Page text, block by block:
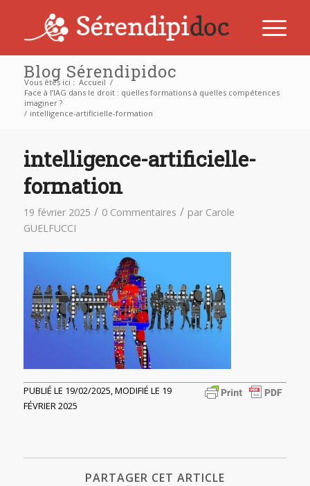
Blog Sérendipidoc
Vous êtes ici : Accueil /
Face à l’IAG dans le droit : quelles formations à quelles compétences
imaginer ?
/ intelligence-artificielle-formation
intelligence-artificielle-
formation
19 février 2025 / 0 Commentaires / par Carole
GUELFUCCI
PUBLIÉ LE 19/02/2025, MODIFIÉ LE 19
FÉVRIER 2025
PARTAGER CET ARTICLE